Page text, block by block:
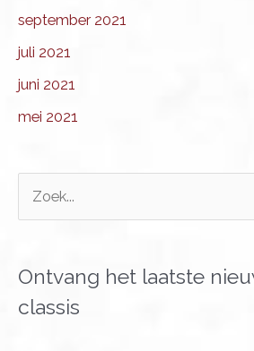
september 2021
juli 2021
juni 2021
mei 2021
k
n
Ontvang het laatste
classis